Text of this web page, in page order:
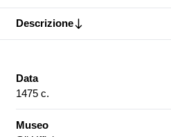
Descrizione
Data
1475 c.
Museo